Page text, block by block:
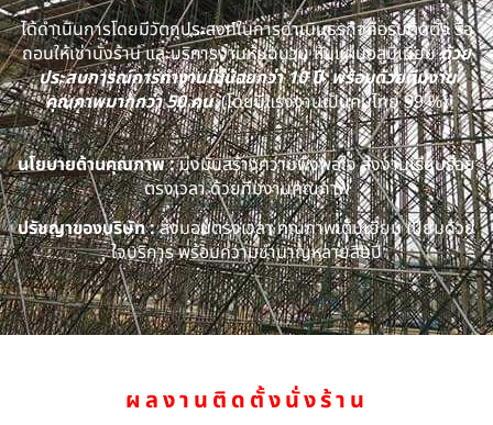
ได้ดำเนินการโดยมีวัตถุประสงค์ในการดำเนินธุรกิจคือรับติดตั้ง รื้อ
ถอนให้เช่านั่งร้าน และบริการงานหุ้มฉนวน หุ้มแผ่นอลูมิเนียมด้วย
ประสบการณ์การทำงานไม่น้อยกว่า 10 ปี พร้อมด้วยทีมงาน
คุณภาพมากกว่า 50 คน(โดยมีแรงงานเป็นคนไทย 99 %)
นโยบายด้านคุณภาพ :มุ่งมั่นสร้างความพึงพอใจ ส่งงานเรียบร้อย
ตรงเวลา ด้วยทีมงานคุณภาพ
ปรัชญาของบริษัท :ส่งมอบตรงเวลา คุณภาพเต็มเยี่ยม เปี่ยมด้วย
ใจบริการ พร้อมความชำนาญหลายสิบปี
ผลงานติดตั้งนั่งร้าน